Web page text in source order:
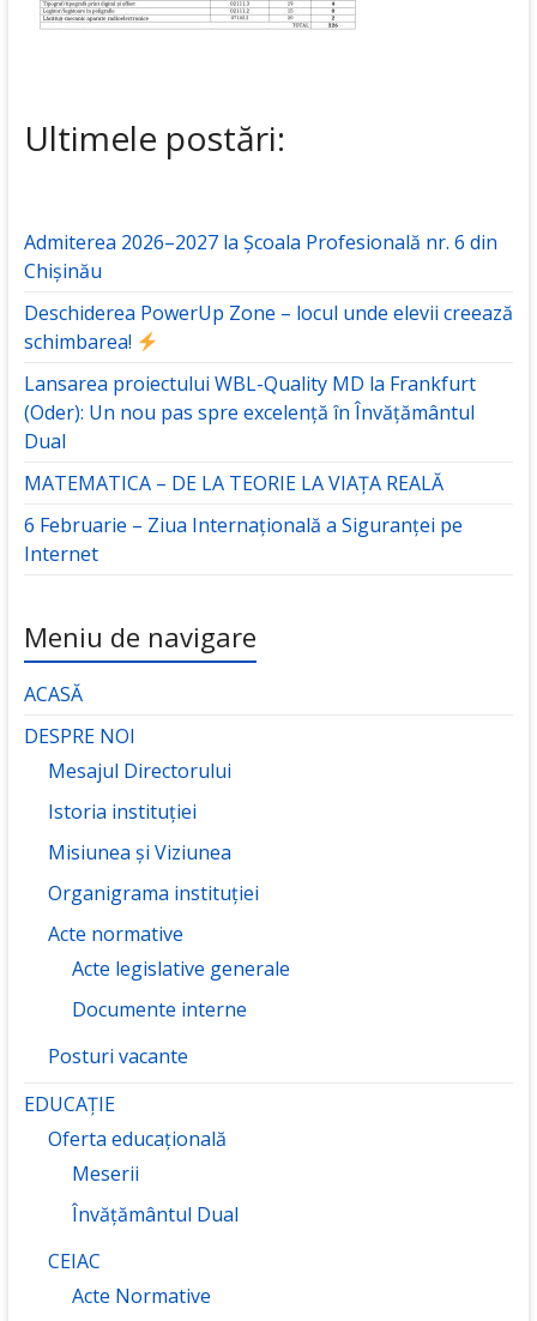
Ultimele postări:
Admiterea 2026–2027 la Școala Profesională nr. 6 din
Chișinău
Deschiderea PowerUp Zone – locul unde elevii creează
schimbarea!
Lansarea proiectului WBL-Quality MD la Frankfurt
(Oder): Un nou pas spre excelență în Învățământul
Dual
MATEMATICA – DE LA TEORIE LA VIAȚA REALĂ
6 Februarie – Ziua Internațională a Siguranței pe
Internet
Meniu de navigare
ACASĂ
DESPRE NOI
Mesajul Directorului
Istoria instituției
Misiunea și Viziunea
Organigrama instituției
Acte normative
Acte legislative generale
Documente interne
Posturi vacante
EDUCAȚIE
Oferta educațională
Meserii
Învățământul Dual
CEIAC
Acte Normative